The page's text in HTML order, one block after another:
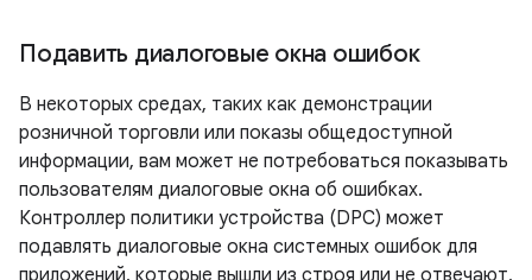
Подавить диалоговые окна ошибок
В некоторых средах, таких как демонстрации
розничной торговли или показы общедоступной
информации, вам может не потребоваться показывать
пользователям диалоговые окна об ошибках.
Контроллер политики устройства (DPC) может
подавлять диалоговые окна системных ошибок для